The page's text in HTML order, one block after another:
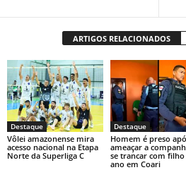
ARTIGOS RELACIONADOS
Destaque
Vôlei amazonense mira
acesso nacional na Etapa
Norte da Superliga C
Destaque
Homem é preso
ameaçar a
se trancar com filho
ano em Coari